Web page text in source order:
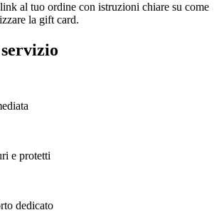
al tuo ordine con istruzioni chiare su come
la gift card.
e protetti
dedicato